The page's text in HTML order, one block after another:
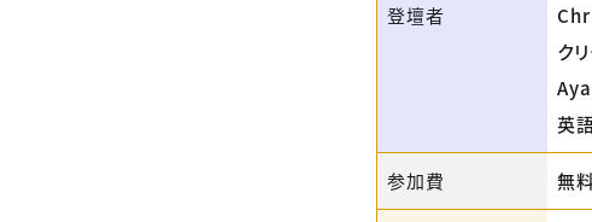
登壇者
ク
英
参加費 無